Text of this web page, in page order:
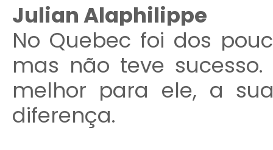
Julian Alaphilippe
No Quebec foi dos
mas não teve
melhor para ele, a
diferença.